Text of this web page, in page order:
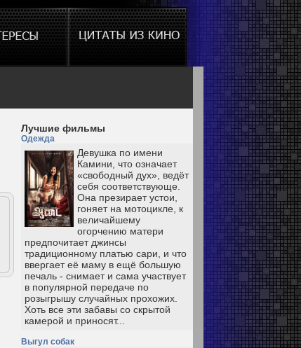
Лучшие фильмы
Одежда
Девушка по имени
Камини, что означает
«свободный дух», ведёт
себя соответствующе.
Она презирает устои,
гоняет на мотоцикле, к
величайшему
огорчению матери
предпочитает джинсы
традиционному платью сари, и что
ввергает её маму в ещё большую
печаль - снимает и сама участвует
в популярной передаче по
розыгрышу случайных прохожих.
Хоть все эти забавы со скрытой
камерой и приносят...
Выгул собак